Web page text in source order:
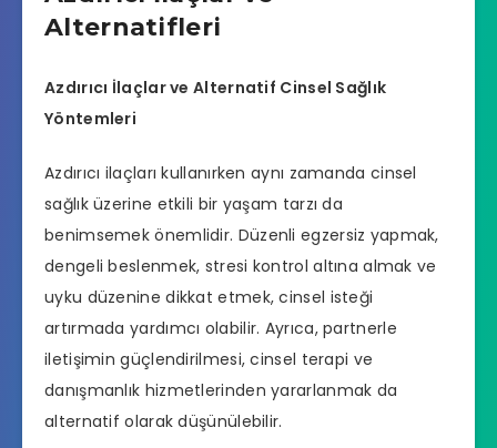
Alternatifleri
Azdırıcı İlaçlar ve Alternatif Cinsel Sağlık
Yöntemleri
Azdırıcı ilaçları kullanırken aynı zamanda cinsel
sağlık üzerine etkili bir yaşam tarzı da
benimsemek önemlidir. Düzenli egzersiz yapmak,
dengeli beslenmek, stresi kontrol altına almak ve
uyku düzenine dikkat etmek, cinsel isteği
artırmada yardımcı olabilir. Ayrıca, partnerle
iletişimin güçlendirilmesi, cinsel terapi ve
danışmanlık hizmetlerinden yararlanmak da
alternatif olarak düşünülebilir.